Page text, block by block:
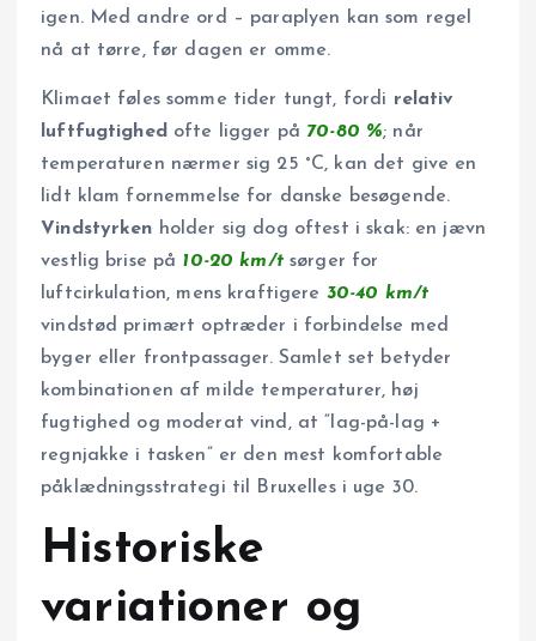
igen. Med andre ord – paraplyen kan som regel
nå at tørre, før dagen er omme.
Klimaet føles somme tider tungt, fordi relativ
luftfugtighed ofte ligger på 70-80 %; når
temperaturen nærmer sig 25 °C, kan det give en
lidt klam fornemmelse for danske besøgende.
Vindstyrken holder sig dog oftest i skak: en jævn
vestlig brise på 10-20 km/tsørger for
luftcirkulation, mens kraftigere 30-40 km/t
vindstød primært optræder i forbindelse med
byger eller frontpassager. Samlet set betyder
kombinationen af milde temperaturer, høj
fugtighed og moderat vind, at “lag-på-lag +
regnjakke i tasken” er den mest komfortable
påklædningsstrategi til Bruxelles i uge 30.
Historiske
variationer og